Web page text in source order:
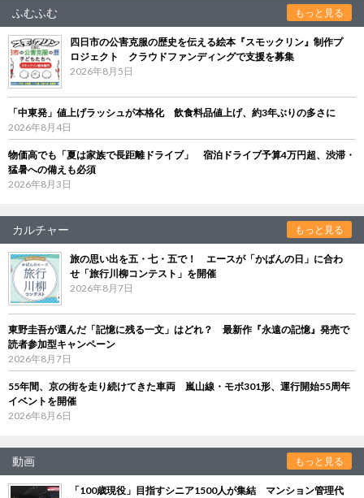
ふむふむ もっと見る
四日市の公害克服の歴史を伝える絵本『スモックリン』制作プ
ロジェクト クラウドファンディングで支援を募集
2026年8月5日
「中東発」値上げラッシュが本格化 飲食料品値上げ、約3年ぶりの多さに
2026年8月4日
物価高でも「夏は家族で長距離ドライブ」 宿泊ドライブ予算4万円超、渋滞・
猛暑への備えも必須
2026年8月3日
カルチャー もっと見る
旅の思い出を五・七・五で！ エースが「かばんの日」に合わ
せ「旅行川柳コンテスト」を開催
2026年8月7日
東野圭吾が選んだ「記憶に残る一文」はどれ？ 最新作『永遠の記憶』発売で
読者参加型キャンペーン
2026年8月7日
55年間、京の街を走り続けてきた車両 嵐山線・モボ301形、運行開始55周年
イベントを開催
2026年8月6日
動画 もっと見る
「100歳現役」目指すシニア1500人が集結 マンション管理代